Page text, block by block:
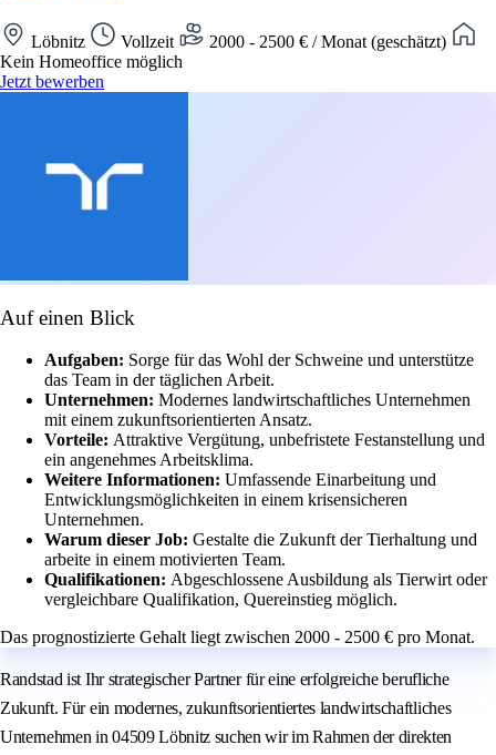
Löbnitz Vollzeit
2000 - 2500 € / Monat (geschätzt)
Kein Homeoffice möglich
Jetzt bewerben
Auf einen Blick
Aufgaben: Sorge für das Wohl der Schweine und unterstütze
das Team in der täglichen Arbeit.
Unternehmen: Modernes landwirtschaftliches Unternehmen
mit einem zukunftsorientierten Ansatz.
Vorteile: Attraktive Vergütung, unbefristete Festanstellung und
ein angenehmes Arbeitsklima.
Weitere Informationen: Umfassende Einarbeitung und
Entwicklungsmöglichkeiten in einem krisensicheren
Unternehmen.
Warum dieser Job: Gestalte die Zukunft der Tierhaltung und
arbeite in einem motivierten Team.
Qualifikationen: Abgeschlossene Ausbildung als Tierwirt oder
vergleichbare Qualifikation, Quereinstieg möglich.
Das prognostizierte Gehalt liegt zwischen 2000 - 2500 € pro Monat.
Randstad ist Ihr strategischer Partner für eine erfolgreiche berufliche
Zukunft. Für ein modernes, zukunftsorientiertes landwirtschaftliches
Unternehmen in 04509 Löbnitz suchen wir im Rahmen der direkten